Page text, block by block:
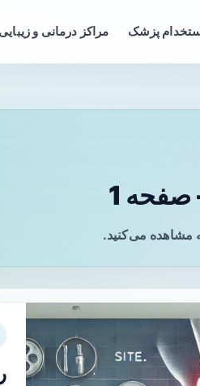
پزشک مراکز درمانی و زیبایی
1
مشاهده می‌کنید.